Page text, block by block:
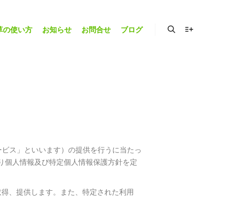
の使い方 お知らせ お問合せ ブログ
ス」といいます）の提供を行うに当たっ
人情報及び特定個人情報保護方針を定
、提供します。また、特定された利用